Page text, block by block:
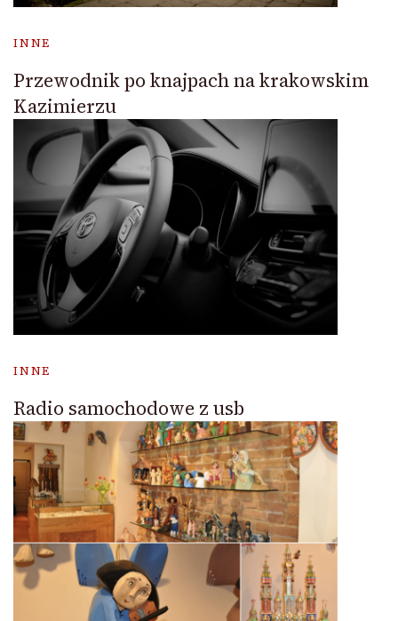
INNE
Przewodnik po knajpach na krakowskim
Kazimierzu
INNE
Radio samochodowe z usb